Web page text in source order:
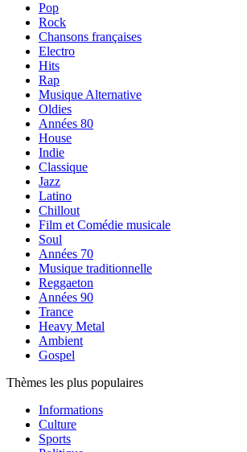
Pop
Rock
Chansons françaises
Electro
Hits
Rap
Musique Alternative
Oldies
Années 80
House
Indie
Classique
Jazz
Latino
Chillout
Film et Comédie musicale
Soul
Années 70
Musique traditionnelle
Reggaeton
Années 90
Trance
Heavy Metal
Ambient
Gospel
Thèmes les plus populaires
Informations
Culture
Sports